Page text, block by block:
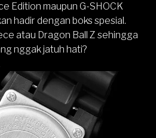
Edition maupun G-SHOCK
hadir dengan boks spesial.
atau Dragon Ball Z sehingga
nggak jatuh hati?